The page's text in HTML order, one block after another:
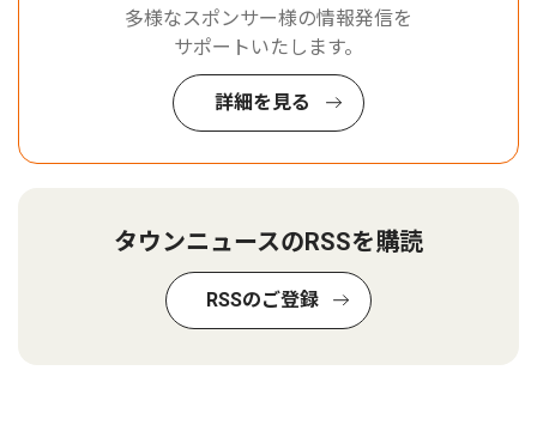
多様なスポンサー様の情報発信を
サポートいたします。
詳細を見る
タウンニュースのRSSを購読
RSSのご登録